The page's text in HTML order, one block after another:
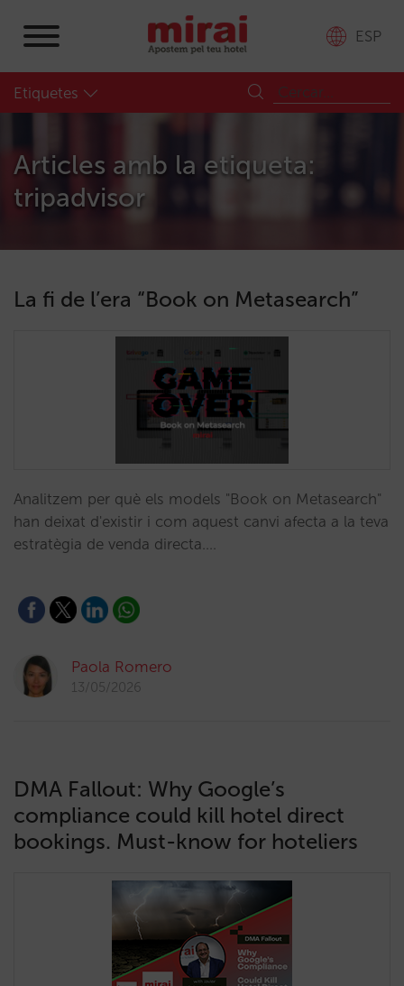
ESP
Etiquetes
Articles amb la etiqueta:
tripadvisor
La fi de l’era “Book on Metasearch”
Analitzem per què els models "Book on Metasearch"
han deixat d'existir i com aquest canvi afecta a la teva
estratègia de venda directa.…
Paola Romero
13/05/2026
DMA Fallout: Why Google’s
compliance could kill hotel direct
bookings. Must-know for hoteliers